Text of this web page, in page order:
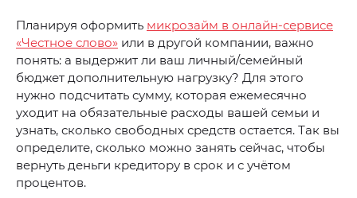
Планируя оформить микрозайм в онлайн-сервисе
«Честное слово» или в другой компании, важно
понять: а выдержит ли ваш личный/семейный
бюджет дополнительную нагрузку? Для этого
нужно подсчитать сумму, которая ежемесячно
уходит на обязательные расходы вашей семьи и
узнать, сколько свободных средств остается. Так вы
определите, сколько можно занять сейчас, чтобы
вернуть деньги кредитору в срок и с учётом
процентов.